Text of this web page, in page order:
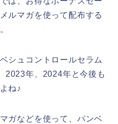
ルマガを使って配布する
シュコントロールセラム
2023年、2024年と今後も
ね♪
ガなどを使って、パンベ